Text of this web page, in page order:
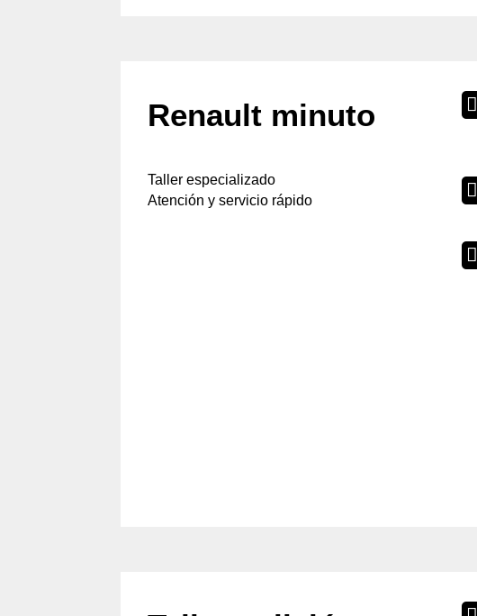
Renault minuto
Taller especializado
Atención y servicio rápido


